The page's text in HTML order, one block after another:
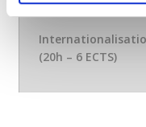
(20h – 6 ECTS)